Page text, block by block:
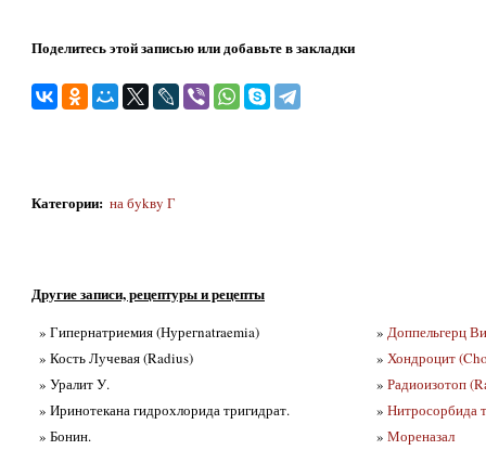
Поделитесь этой записью или добавьте в закладки
Категории: на бykвy Г
Другие записи, рецептуры и рецепты
» Гипернатриемия (Нурегnatraemia)
» Кость Лучевая (Radius)
» Уралит У.
» Иринотекана гидрохлорида тригидрат.
» Бонин.
» Доппельгерц
» Хондроцит
» Радиоизотоп
» Нитросорбида
» Мореназал